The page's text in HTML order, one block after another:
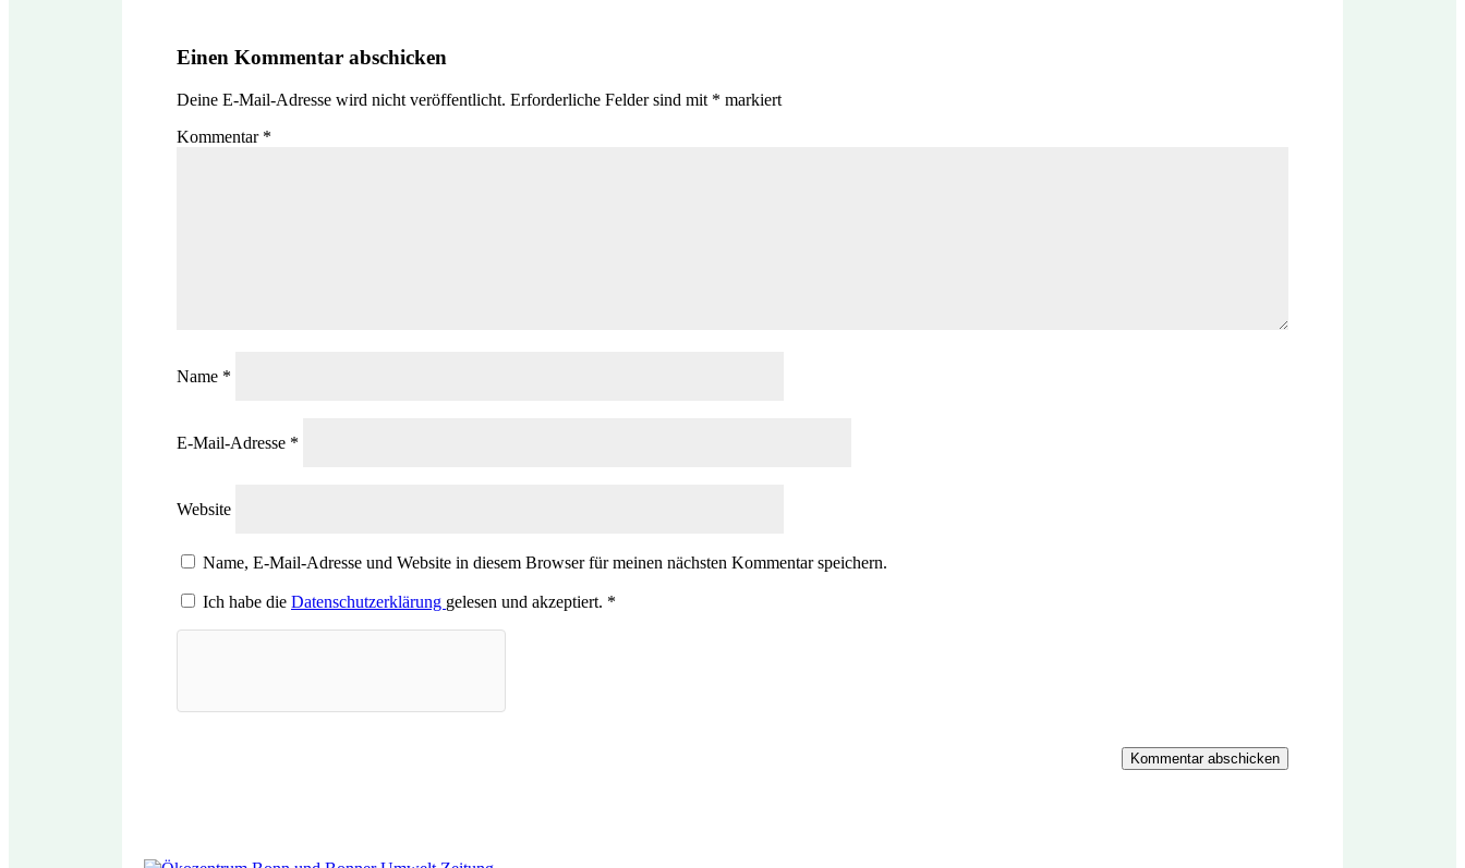
Einen Kommentar abschicken
Deine E-Mail-Adresse wird nicht veröffentlicht. Erforderliche Felder sind mit * markiert
Kommentar *
Name *
E-Mail-Adresse *
Website
Name, E-Mail-Adresse und Website in diesem Browser für meinen nächsten Kommentar speichern.
Ich habe die Datenschutzerklärung gelesen und akzeptiert. *
Kommentar abschicken